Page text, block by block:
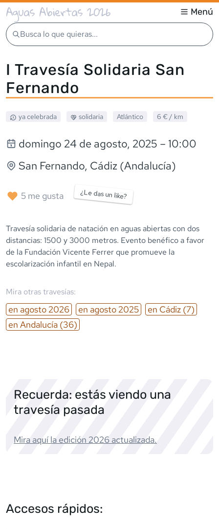
Aguas Abiertas 2026 Menú
Busca lo que quieras...
I Travesía Solidaria San
Fernando
ya celebrada solidaria Atlántico 6 € / km
domingo 24 de agosto, 2025 – 10:00
San Fernando, Cádiz (Andalucía)
5 me gusta ¿Le das un like?
Travesía solidaria de natación en aguas abiertas con dos
distancias: 1500 y 3000 metros. Evento benéfico a favor
de la Fundación Vicente Ferrer que promueve la
escolarización infantil en Nepal.
Mira otras travesías:
en agosto 2026 en agosto 2025 en Cádiz (7)
en Andalucía (36)
Recuerda: estás viendo una
travesía pasada
Mira aquí la edición 2026 actualizada.
Accesos rápidos: